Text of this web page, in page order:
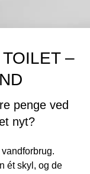
–
penge ved
nyt?
ét skyl, og de